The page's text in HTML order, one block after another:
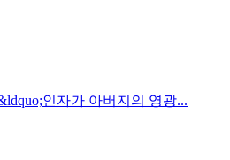
인자가 아버지의 영광...